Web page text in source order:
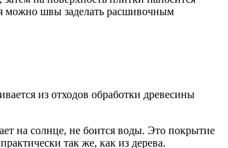
можно швы заделать расшивочным
из отходов обработки древесины
на солнце, не боится воды. Это покрытие
так же, как из дерева.